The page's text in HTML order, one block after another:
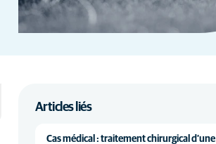
Articles liés
Cas médical : traitement chirurgical d’une